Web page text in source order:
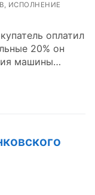
ИСПОЛНЕНИЕ
оплатил
20% он
машины…